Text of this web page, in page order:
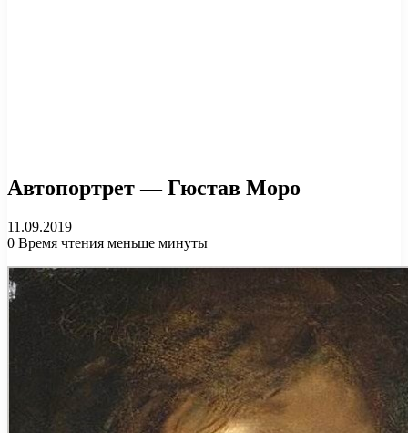
Автопортрет — Гюстав Моро
11.09.2019
0 Время чтения меньше минуты